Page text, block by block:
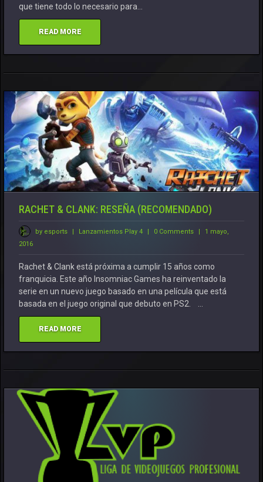
que tiene todo lo necesario para…
READ MORE
RACHET & CLANK: RESEÑA (RECOMENDADO)
by esports Lanzamientos Play 4 0 Comments
1 mayo,
2016
Rachet & Clank está próxima a cumplir 15 años como
franquicia. Este año Insomniac Games ha reinventado la
serie en un nuevo juego basado en una película que está
basada en el juego original que debuto en PS2. …
READ MORE